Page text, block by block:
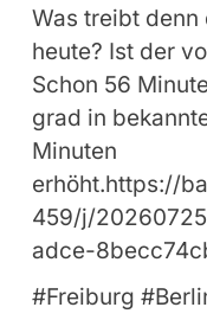
Was treibt
heute? Ist der
Schon 56
grad in
Minuten
erhöht.https://
459/j/
adce-
#Freiburg